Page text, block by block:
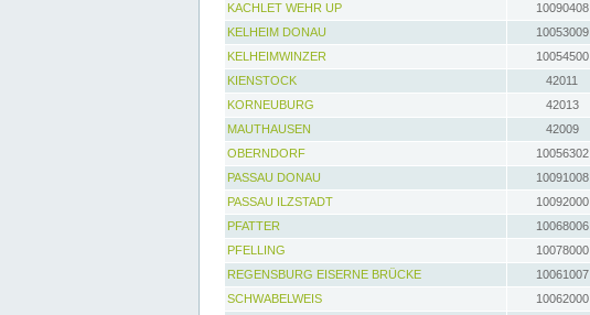
KACHLET WEHR UP
10090408
KELHEIM DONAU
10053009
KELHEIMWINZER
10054500
KIENSTOCK
42011
KORNEUBURG
42013
MAUTHAUSEN
42009
OBERNDORF
10056302
PASSAU DONAU
10091008
PASSAU ILZSTADT
10092000
PFATTER
10068006
PFELLING
10078000
REGENSBURG EISERNE BRÜCKE
10061007
SCHWABELWEIS
10062000